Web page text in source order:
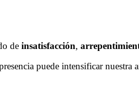
de insatisfacción,
puede intensificar nuestra